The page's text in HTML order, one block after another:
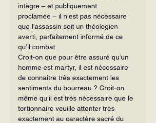
intègre – et publiquement
proclamée – il n’est pas nécessaire
que l’assassin soit un théologien
averti, parfaitement informé de ce
qu’il combat.
Croit-on que pour être assuré qu’un
homme est martyr, il est nécessaire
de connaître très exactement les
sentiments du bourreau ? Croit-on
même qu’il est très nécessaire que le
tortionnaire veuille attenter très
exactement au caractère sacré du